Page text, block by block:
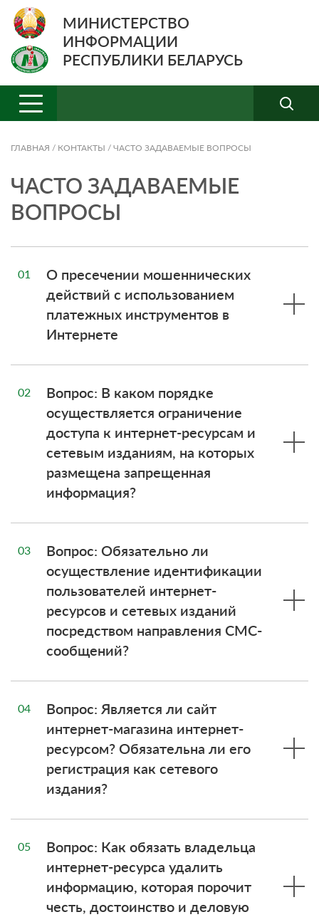
МИНИСТЕРСТВО
ИНФОРМАЦИИ
РЕСПУБЛИКИ БЕЛАРУСЬ
ГЛАВНАЯ / КОНТАКТЫ / ЧАСТО ЗАДАВАЕМЫЕ ВОПРОСЫ
ЧАСТО ЗАДАВАЕМЫЕ
ВОПРОСЫ
01
О пресечении мошеннических
действий с использованием
платежных инструментов в
Интернете
02
Вопрос: В каком порядке
осуществляется ограничение
доступа к интернет-ресурсам и
сетевым изданиям, на которых
размещена запрещенная
информация?
03
Вопрос: Обязательно ли
осуществление идентификации
пользователей интернет-
ресурсов и сетевых изданий
посредством направления СМС-
сообщений?
04
Вопрос: Является ли сайт
интернет-магазина интернет-
ресурсом? Обязательна ли его
регистрация как сетевого
издания?
05
Вопрос: Как обязать владельца
интернет-ресурса удалить
информацию, которая порочит
честь, достоинство и деловую